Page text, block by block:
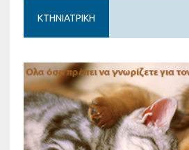
ΚΤΗΝΙΑΤΡΙΚΗ